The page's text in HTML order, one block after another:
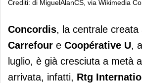
Crediti: di MiguelAlanCS, via Wikimedia
Carrefour e Coopérative
Concordis entra Rtg
Concordis, la centrale creata
Carrefour e Coopérative U,
luglio, è già cresciuta a metà
arrivata, infatti, Rtg